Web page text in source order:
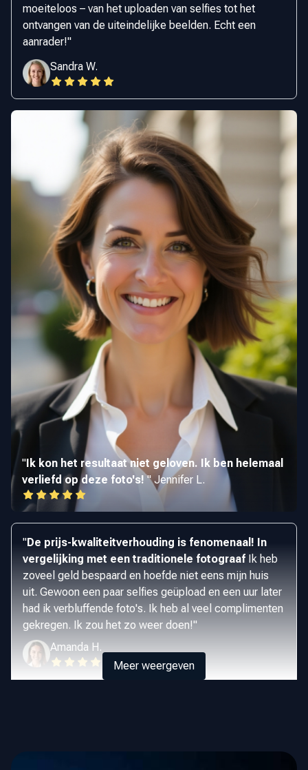
moeiteloos – van het uploaden van selfies tot het
ontvangen van de uiteindelijke beelden. Echt een
aanrader!"
Sandra W.
"Ik kon het resultaat niet geloven. Ik ben helemaal
verliefd op deze foto's! " Jennifer L.
"De prijs-kwaliteitverhouding is fenomenaal! In
vergelijking met een traditionele fotograaf Ik heb
zoveel geld bespaard en hoefde niet eens mijn huis
uit. Gewoon een paar selfies geüpload en een uur later
had ik verbluffende foto's. Ik heb al veel complimenten
gekregen. Ik zou het zo weer doen!"
Amanda H.
Meer weergeven